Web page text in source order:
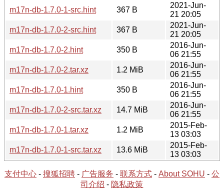
m17n-db-1.7.0-1-src.hint
367 B
2021-Jun-
21 20:05
m17n-db-1.7.0-2-src.hint
367 B
2021-Jun-
21 20:05
m17n-db-1.7.0-2.hint
350 B
2016-Jun-
06 21:55
m17n-db-1.7.0-2.tar.xz
1.2 MiB
2016-Jun-
06 21:55
m17n-db-1.7.0-1.hint
350 B
2016-Jun-
06 21:55
m17n-db-1.7.0-2-src.tar.xz
14.7 MiB
2016-Jun-
06 21:55
m17n-db-1.7.0-1.tar.xz
1.2 MiB
2015-Feb-
13 03:03
m17n-db-1.7.0-1-src.tar.xz
13.6 MiB
2015-Feb-
13 03:03
支付中心 - 搜狐招聘 - 广告服务 - 联系方式 - About SOHU - 公
司介绍 - 隐私政策